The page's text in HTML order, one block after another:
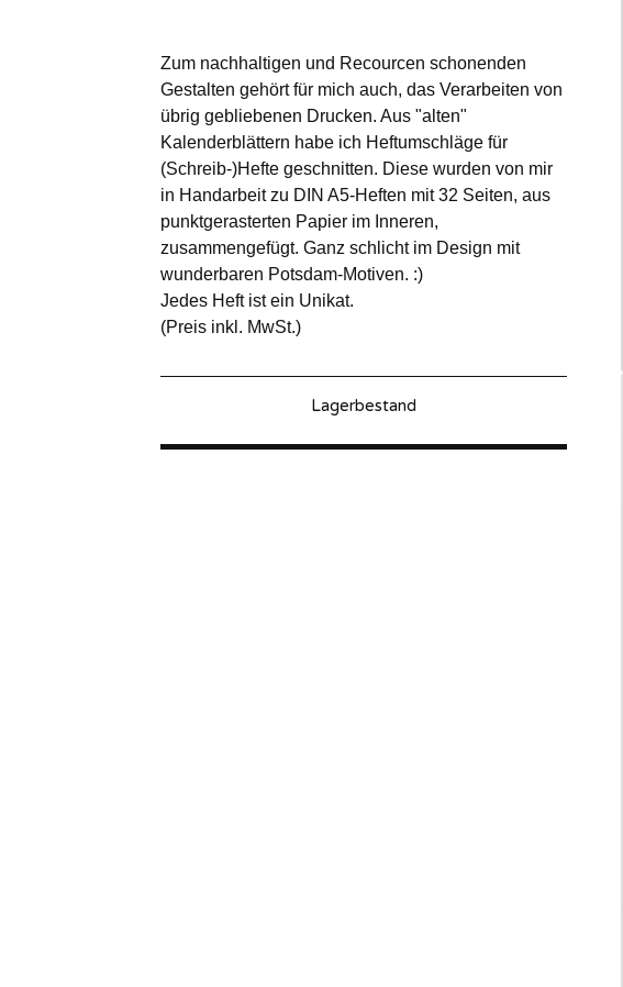
Zum nachhaltigen und Recourcen schonenden
Gestalten gehört für mich auch, das Verarbeiten von
übrig gebliebenen Drucken. Aus "alten"
Kalenderblättern habe ich Heftumschläge für
(Schreib-)Hefte geschnitten. Diese wurden von mir
in Handarbeit zu DIN A5-Heften mit 32 Seiten, aus
punktgerasterten Papier im Inneren,
zusammengefügt. Ganz schlicht im Design mit
wunderbaren Potsdam-Motiven. :)
Jedes Heft ist ein Unikat.
(Preis inkl. MwSt.)
Lagerbestand